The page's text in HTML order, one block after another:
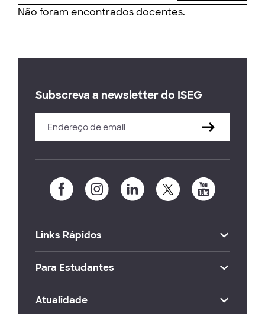
Não foram encontrados docentes.
Subscreva a newsletter do ISEG
Links Rápidos
Para Estudantes
Atualidade